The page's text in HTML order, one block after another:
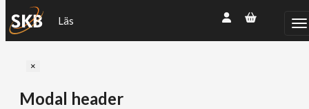
×
Modal header
Läs